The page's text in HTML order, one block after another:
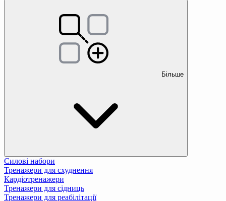
Більше
Силові набори
Тренажери для схуднення
Кардіотренажери
Тренажери для сідниць
Тренажери для реабілітації